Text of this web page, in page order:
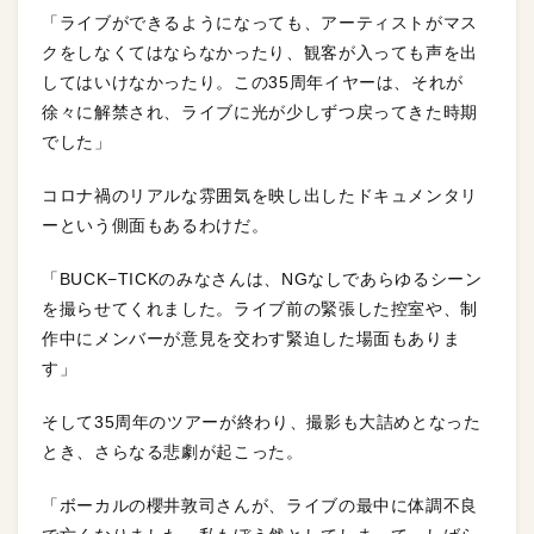
「ライブができるようになっても、アーティストがマス
クをしなくてはならなかったり、観客が入っても声を出
してはいけなかったり。この35周年イヤーは、それが
徐々に解禁され、ライブに光が少しずつ戻ってきた時期
でした」
コロナ禍のリアルな雰囲気を映し出したドキュメンタリ
ーという側面もあるわけだ。
「BUCK−TICKのみなさんは、NGなしであらゆるシーン
を撮らせてくれました。ライブ前の緊張した控室や、制
作中にメンバーが意見を交わす緊迫した場面もありま
す」
そして35周年のツアーが終わり、撮影も大詰めとなった
とき、さらなる悲劇が起こった。
「ボーカルの櫻井敦司さんが、ライブの最中に体調不良